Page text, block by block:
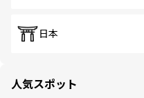
日本
人気スポット